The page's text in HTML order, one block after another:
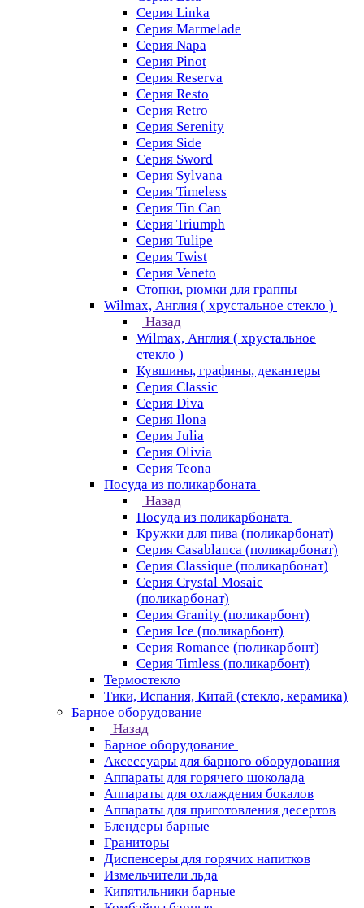
Серия Linka
Серия Marmelade
Серия Napa
Серия Pinot
Серия Reserva
Серия Resto
Серия Retro
Серия Serenity
Серия Side
Серия Sword
Серия Sуlvana
Серия Timeless
Серия Tin Can
Серия Triumph
Серия Tulipe
Серия Twist
Серия Veneto
Стопки, рюмки для граппы
Wilmax, Англия ( хрустальное стекло )
Назад
Wilmax, Англия ( хрустальное
стекло )
Кувшины, графины, декантеры
Серия Classic
Серия Diva
Серия Ilona
Серия Julia
Серия Olivia
Серия Teona
Посуда из поликарбоната
Назад
Посуда из поликарбоната
Кружки для пива (поликарбонат)
Серия Casablanсa (поликарбонат)
Серия Classique (поликарбонат)
Серия Crystal Mosaic
(поликарбонат)
Серия Granity (поликарбонт)
Серия Ice (поликарбонт)
Серия Romance (поликарбонт)
Серия Timless (поликарбонт)
Термостекло
Тики, Испания, Китай (стекло, керамика)
Барное оборудование
Назад
Барное оборудование
Аксессуары для барного оборудования
Аппараты для горячего шоколада
Аппараты для охлаждения бокалов
Аппараты для приготовления десертов
Блендеры барные
Граниторы
Диспенсеры для горячих напитков
Измельчители льда
Кипятильники барные